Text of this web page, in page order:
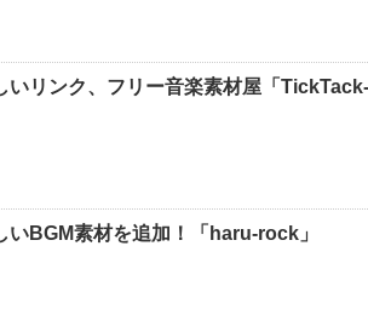
いリンク、フリー音楽素材屋「
いBGM素材を追加！「haru-rock」